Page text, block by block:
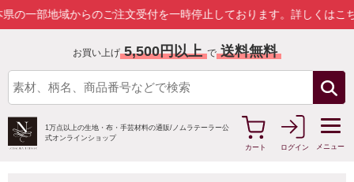
ご注文受付を一時停止しております。詳しくはこちら
お買い上げ 5,500円以上 で 送料無料
1万点以上の生地・布・手芸材料の通販/ ノムラテーラー公
式オンラインショップ
カート
ログイン メニュー